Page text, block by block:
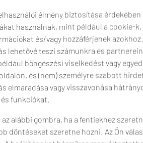
élmény biztosítása
használnak, mint például a cookie-
és/vagy hozzáférjenek
lehetővé teszi számunkra és
böngészési viselkedést vagy
és (nem) személyre szabott
elmaradása vagy visszavonása
funkciókat.
alábbi gombra, ha a fentiekhez
döntéseket szeretne hozni. Az Ön